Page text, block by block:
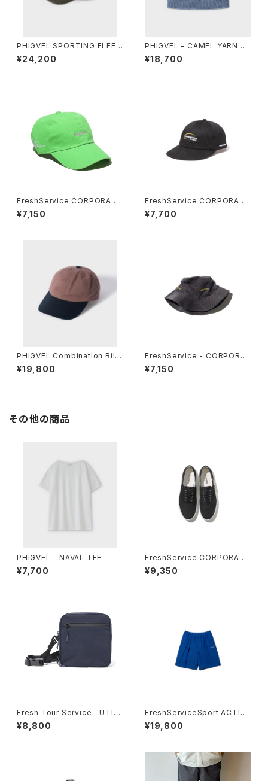
PHIGVEL SPORTING FLEEC
E CAP
¥24,200
PHIGVEL - CAMEL YARN B
ONBON WATCH CAP
¥18,700
FreshService CORPORATE
CAP
¥7,150
FreshService CORPORATE
UNIFORM CAP “DISPATCH”
¥7,700
PHIGVEL Combination Bill
Cap
¥19,800
FreshService - CORPORAT
E CORDUROY HAT
¥7,150
その他の商品
PHIGVEL - NAVAL TEE
¥7,700
FreshService CORPORATE
DECK SHOES
¥9,350
Fresh Tour Service UTILI
TY SLING BAG
¥8,800
FreshServiceSport ACTIVE
DRY MESH TRAINING SHO
RTS
¥19,800